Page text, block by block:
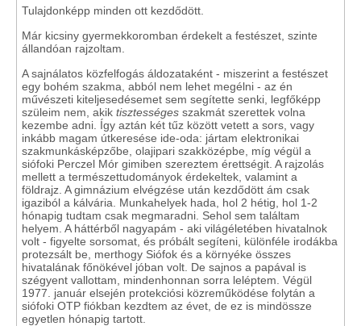
Tulajdonképp minden ott kezdődött.
Már kicsiny gyermekkoromban érdekelt a festészet, szinte
állandóan rajzoltam.
A sajnálatos közfelfogás áldozataként - miszerint a festészet
egy bohém szakma, abból nem lehet megélni - az én
művészeti kiteljesedésemet sem segítette senki, legfőképp
szüleim nem, akik tisztességes szakmát szerettek volna
kezembe adni. Így aztán két tűz között vetett a sors, vagy
inkább magam útkeresése ide-oda: jártam elektronikai
szakmunkásképzőbe, olajipari szakközépbe, míg végül a
siófoki Perczel Mór gimiben szereztem érettségit. A rajzolás
mellett a természettudományok érdekeltek, valamint a
földrajz. A gimnázium elvégzése után kezdődött ám csak
igaziból a kálvária. Munkahelyek hada, hol 2 hétig, hol 1-2
hónapig tudtam csak megmaradni. Sehol sem találtam
helyem. A háttérből nagyapám - aki világéletében hivatalnok
volt - figyelte sorsomat, és próbált segíteni, különféle irodákba
protezsált be, merthogy Siófok és a környéke összes
hivatalának főnökével jóban volt. De sajnos a papával is
szégyent vallottam, mindenhonnan sorra leléptem. Végül
1977. január elsején protekciósi közreműködése folytán a
siófoki OTP fiókban kezdtem az évet, de ez is mindössze
egyetlen hónapig tartott.